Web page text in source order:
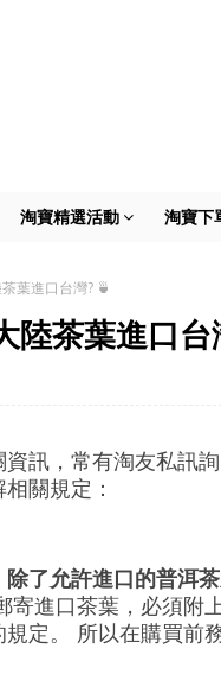
淘寶精選活動 淘寶下
葉進口台灣? 🍵
陸茶葉進口台
訊，常有淘友私訊詢
關規定：
除了允許進口的普洱
寄進口茶葉，必須附
定。 所以在購買前